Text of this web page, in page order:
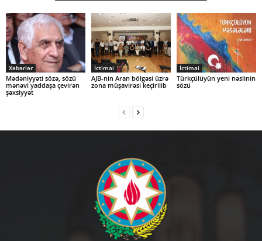
Xəbərlər
Mədəniyyəti sözə, sözü
mənəvi yaddaşa çevirən
şəxsiyyət
İctimai
AJB-nin Aran bölgəsi üzrə
zona müşavirəsi keçirilib
İctimai
Türkçülüyün yeni nəslinin
sözü